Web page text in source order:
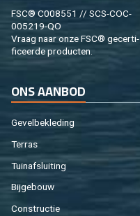
FSC® C008551 // SCS-COC-
005219-QO
Vraag naar onze FSC® ge­cer­ti­
fi­ceer­de pro­duc­ten.
ONS AAN­BOD
Ge­vel­be­kle­ding
Ter­ras
Tuin­af­slui­ting
Bij­ge­bouw
Con­struc­tie